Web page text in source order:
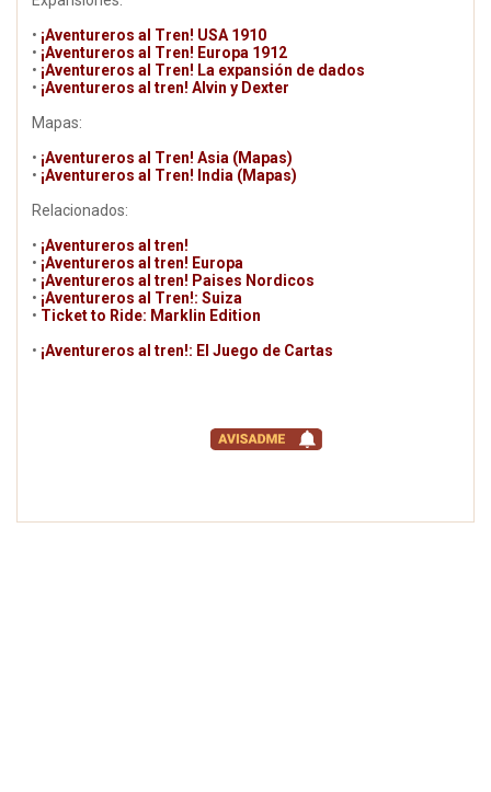
• ¡Aventureros al Tren! USA 1910
• ¡Aventureros al Tren! Europa 1912
• ¡Aventureros al Tren! La expansión de dados
• ¡Aventureros al tren! Alvin y Dexter
Mapas:
• ¡Aventureros al Tren! Asia (Mapas)
• ¡Aventureros al Tren! India (Mapas)
Relacionados:
• ¡Aventureros al tren!
• ¡Aventureros al tren! Europa
• ¡Aventureros al tren! Paises Nordicos
• ¡Aventureros al Tren!: Suiza
• Ticket to Ride: Marklin Edition
• ¡Aventureros al tren!: El Juego de Cartas